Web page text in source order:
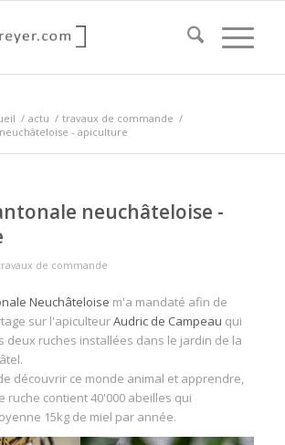
/ actu / travaux de commande /
- apiculture
neuchâteloise -
de commande
Neuchâteloise m'a mandaté afin de
sur l'apiculteurAudric de Campeau qui
deux ruches installées dans le jardin de la
découvrir ce monde animal et apprendre,
ruche contient 40'000 abeilles qui
15kg de miel par année.